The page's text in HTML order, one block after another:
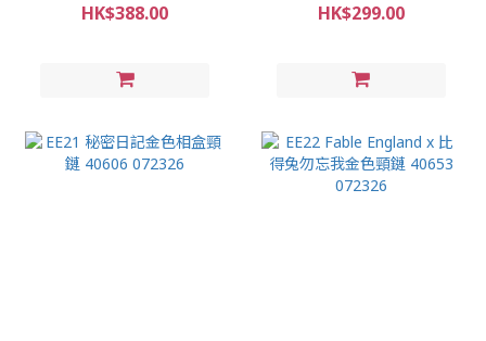
HK$388.00 HK$299.00